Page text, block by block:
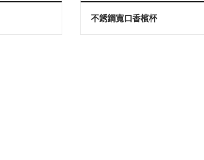
不銹鋼寬口香檳杯